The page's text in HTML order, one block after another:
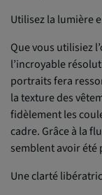
Utilisez la lumière
Que vous utilisiez
l’incroyable
portraits fera
la texture des
fidèlement les
cadre. Grâce à la
semblent avoir été
Une clarté